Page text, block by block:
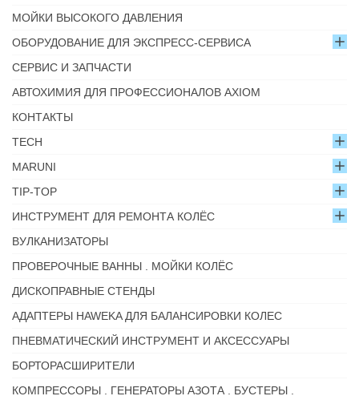
МОЙКИ ВЫСОКОГО ДАВЛЕНИЯ
ОБОРУДОВАНИЕ ДЛЯ ЭКСПРЕСС-СЕРВИСА
СЕРВИС И ЗАПЧАСТИ
АВТОХИМИЯ ДЛЯ ПРОФЕССИОНАЛОВ AXIOM
КОНТАКТЫ
TECH
MARUNI
TIP-TOP
ИНСТРУМЕНТ ДЛЯ РЕМОНТА КОЛЁС
ВУЛКАНИЗАТОРЫ
ПРОВЕРОЧНЫЕ ВАННЫ . МОЙКИ КОЛЁС
ДИСКОПРАВНЫЕ СТЕНДЫ
АДАПТЕРЫ HAWEKA ДЛЯ БАЛАНСИРОВКИ КОЛЕС
ПНЕВМАТИЧЕСКИЙ ИНСТРУМЕНТ И АКСЕССУАРЫ
БОРТОРАСШИРИТЕЛИ
КОМПРЕССОРЫ . ГЕНЕРАТОРЫ АЗОТА . БУСТЕРЫ .